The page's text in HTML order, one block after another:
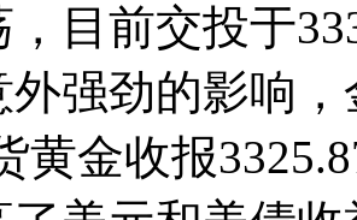
，目前交投于
外强劲的影响
黄金收报